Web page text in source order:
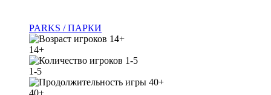
PARKS / ПАРКИ
14+
1-5
40+